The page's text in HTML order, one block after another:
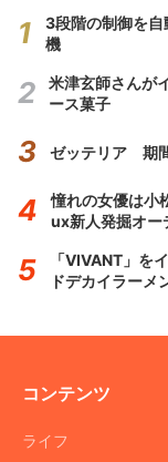
3段階の制御を
機
米津玄師さんが
ース菓子
ゼッテリア 期
憧れの女優は
ux新人発掘オー
「VIVANT」を
ドデカイラーメ
コンテンツ
ライフ